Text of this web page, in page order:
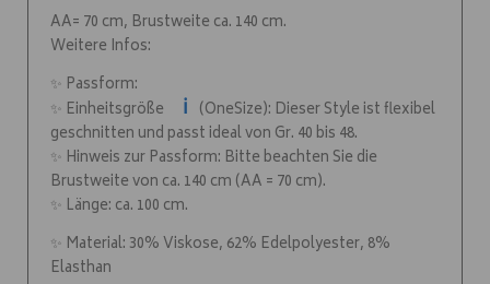
AA= 70 cm, Brustweite ca. 140 cm.
Weitere Infos:
✨ Passform:
✨ Einheitsgröße
ℹ️ (OneSize): Dieser Style ist flexibel
geschnitten und passt ideal von Gr. 40 bis 48.
✨ Hinweis zur Passform: Bitte beachten Sie die
Brustweite von ca. 140 cm (AA = 70 cm).
✨ Länge: ca. 100 cm.
✨ Material: 30% Viskose, 62% Edelpolyester, 8%
Elasthan